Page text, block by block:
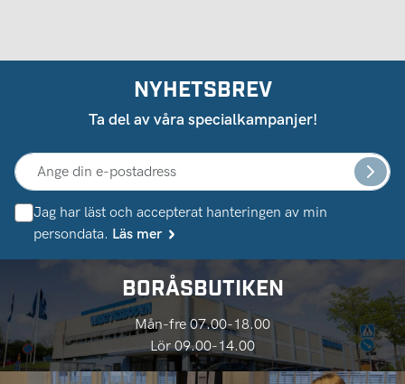
NYHETSBREV
Ta del av våra specialkampanjer!
Jag har läst och accepterat hanteringen av min
persondata. Läs mer
BORÅSBUTIKEN
Mån-fre 07.00-18.00
Lör 09.00-14.00